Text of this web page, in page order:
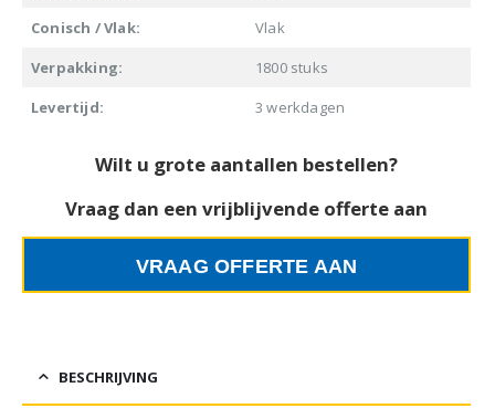
Conisch / Vlak:
Vlak
Verpakking:
1800 stuks
Levertijd:
3 werkdagen
Wilt u grote aantallen bestellen?
Vraag dan een vrijblijvende offerte aan
VRAAG OFFERTE AAN
BESCHRIJVING